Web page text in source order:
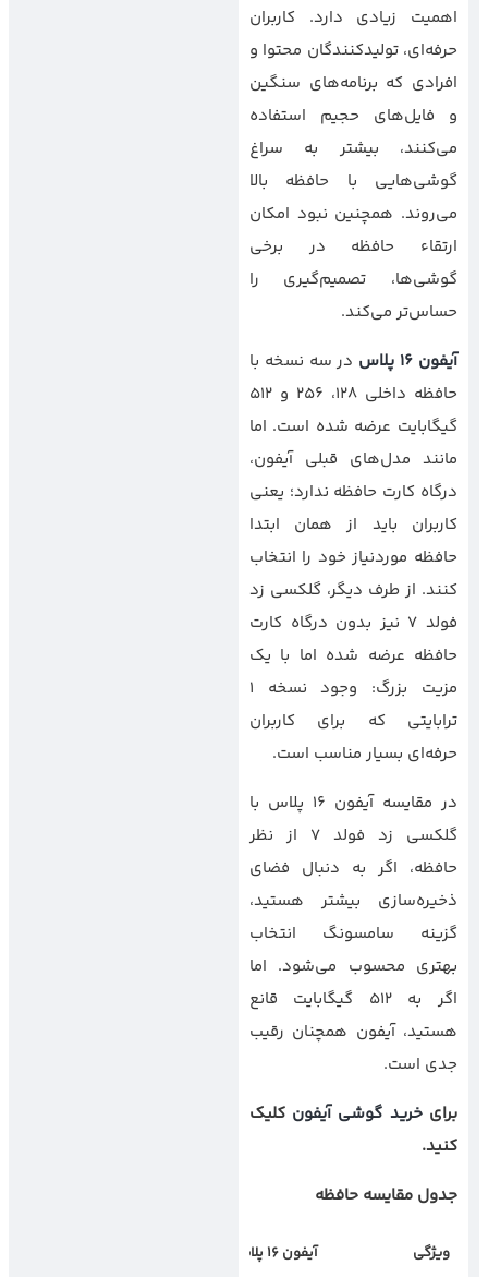
اهمیت زیادی دارد. کاربران
حرفه‌ای، تولیدکنندگان محتوا و
افرادی که برنامه‌های سنگین
و فایل‌های حجیم استفاده
می‌کنند، بیشتر به سراغ
گوشی‌هایی با حافظه بالا
می‌روند. همچنین نبود امکان
ارتقاء حافظه در برخی
گوشی‌ها، تصمیم‌گیری را
حساس‌تر می‌کند.
آیفون 16 پلاس
در سه نسخه با
حافظه داخلی 128، 256 و 512
گیگابایت عرضه شده است. اما
مانند مدل‌های قبلی آیفون،
درگاه کارت حافظه ندارد؛ یعنی
کاربران باید از همان ابتدا
حافظه موردنیاز خود را انتخاب
کنند. از طرف دیگر، گلکسی زد
فولد ۷ نیز بدون درگاه کارت
حافظه عرضه شده اما با یک
مزیت بزرگ: وجود نسخه 1
ترابایتی که برای کاربران
حرفه‌ای بسیار مناسب است.
در مقایسه آیفون 16 پلاس با
گلکسی زد فولد 7 از نظر
حافظه، اگر به دنبال فضای
ذخیره‌سازی بیشتر هستید،
گزینه سامسونگ انتخاب
بهتری محسوب می‌شود. اما
اگر به 512 گیگابایت قانع
هستید، آیفون همچنان رقیب
جدی است.
برای خرید گوشی آیفون کلیک
کنید.
جدول مقایسه حافظه
ویژگی آیفون ۱۶ پلاس